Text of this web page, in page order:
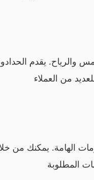
والرياح. يقدم
الهامة. يمكنك من